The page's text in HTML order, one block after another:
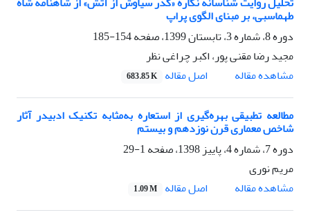
طهماسبی، بر مبنای الگوی پراپ
دوره 8، شماره 3، تابستان 1399، صفحه
154-185
مجید رضا مقنی پور، اکبر چراغی نظر
مشاهده مقاله
اصل مقاله 683.85 K
مطالعه تطبیقی بهره‌گیری از استعاره به‌مثابه تکنیک ادبیدر آثار
شاخص معماری قرن نوزدهم و بیستم
دوره 7، شماره 4، پاییز 1398، صفحه
1-29
مریم نوری
مشاهده مقاله
اصل مقاله 1.09 M